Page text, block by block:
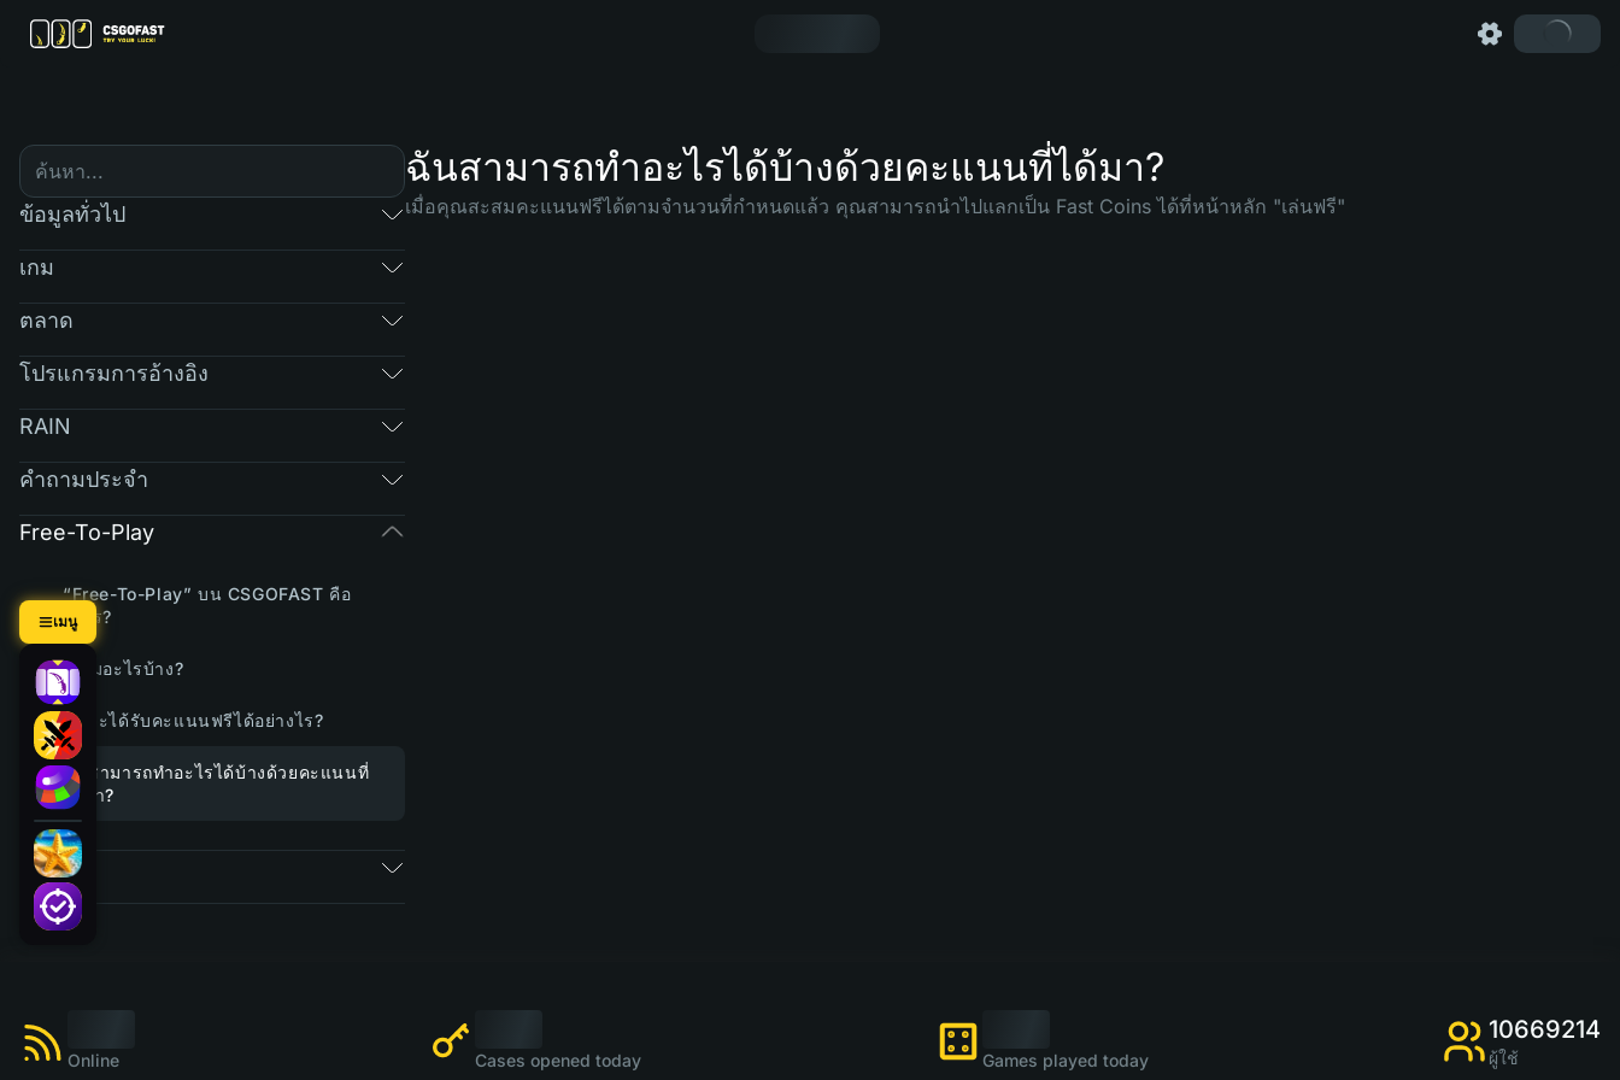
เมนู
ข้อมูลทั่วไป
เกม
ตลาด
โปรแกรมการอ้างอิง
RAIN
คำถามประจำ
Free-To-Play
“Free-To-Play” บน CSGOFAST คือ
อะไร?
มีเกมอะไรบ้าง?
ฉันจะได้รับคะแนนฟรีได้อย่างไร?
ฉันสามารถทำอะไรได้บ้างด้วยคะแนนที่
ได้มา?
ตั๋ว
ฉันสามารถทำอะไรได้บ้างด้วยคะแนนที่ได้มา?
เมื่อคุณสะสมคะแนนฟรีได้ตามจำนวนที่กำหนดแล้ว คุณสามารถนำไปแลกเป็น Fast Coins ได้ที่หน้าหลัก "เล่นฟรี"
Online Cases opened today Games played today
10669214
ผู้ใช้